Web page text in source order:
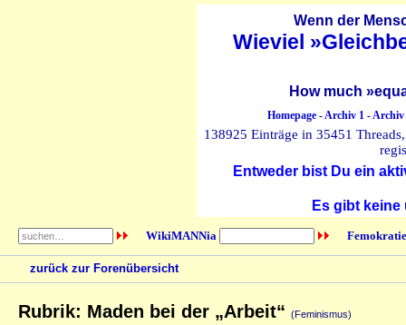
Wenn der
Wieviel
How much
Homepage-Archiv 1-Archiv
138925 Einträge in 35451
Entweder bist Du ein
Es gibt
WikiMANNia
zurück zur Forenübersicht
Rubrik: Maden bei der „Arbeit“ (Feminismus)